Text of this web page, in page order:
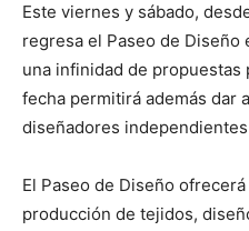
Este viernes y sábado,
regresa el Paseo de Diseño
una infinidad de propuestas
fecha permitirá además dar
diseñadores
El Paseo de Diseño
producción de tejidos,